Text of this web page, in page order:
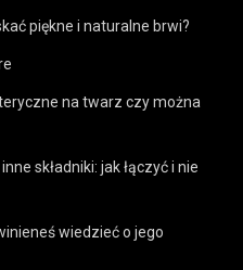
piękne i naturalne brwi?
na twarz czy można
składniki: jak łączyć i nie
wiedzieć o jego